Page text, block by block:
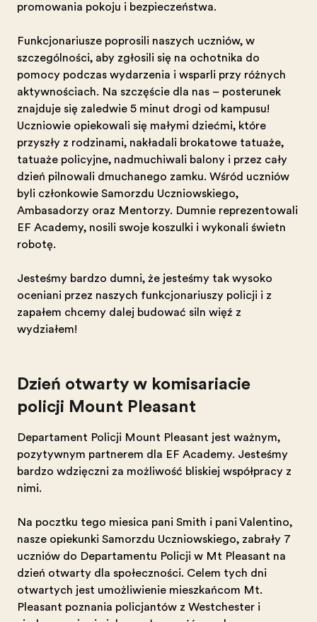
promowania pokoju i bezpieczeństwa.
Funkcjonariusze poprosili naszych uczniów, w
szczególności, aby zgłosili się na ochotnika do
pomocy podczas wydarzenia i wsparli przy różnych
aktywnościach. Na szczęście dla nas – posterunek
znajduje się zaledwie 5 minut drogi od kampusu!
Uczniowie opiekowali się małymi dziećmi, które
przyszły z rodzinami, nakładali brokatowe tatuaże,
tatuaże policyjne, nadmuchiwali balony i przez cały
dzień pilnowali dmuchanego zamku. Wśród uczniów
byli członkowie Samorządu Uczniowskiego,
Ambasadorzy oraz Mentorzy. Dumnie reprezentowali
EF Academy, nosili swoje koszulki i wykonali świetną
robotę.
Jesteśmy bardzo dumni, że jesteśmy tak wysoko
oceniani przez naszych funkcjonariuszy policji i z
zapałem chcemy dalej budować silną więź z
wydziałem!
Dzień otwarty w komisariacie
policji Mount Pleasant
Departament Policji Mount Pleasant jest ważnym,
pozytywnym partnerem dla EF Academy. Jesteśmy
bardzo wdzięczni za możliwość bliskiej współpracy z
nimi.
Na początku tego miesiąca pani Smith i pani Valentino,
nasze opiekunki Samorządu Uczniowskiego, zabrały 7
uczniów do Departamentu Policji w Mt Pleasant na
dzień otwarty dla społeczności. Celem tych dni
otwartych jest umożliwienie mieszkańcom Mt.
Pleasant poznania policjantów z Westchester i